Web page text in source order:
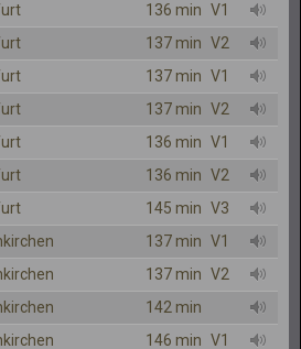
136 min V1
137 min V2
137 min V1
137 min V2
136 min V1
136 min V2
145 min V3
137 min V1
137 min V2
142 min
146 min V1